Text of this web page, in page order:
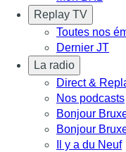
Replay TV
Toutes nos
Dernier JT
La radio
Direct &
Nos podcasts
Bonjour
Bonjour
Il y a du Neuf